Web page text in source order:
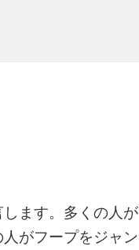
ます。多くの人が
がフープをジャン